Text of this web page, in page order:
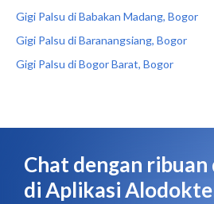
Gigi Palsu di Babakan Madang, Bogor
Gigi Palsu di Baranangsiang, Bogor
Gigi Palsu di Bogor Barat, Bogor